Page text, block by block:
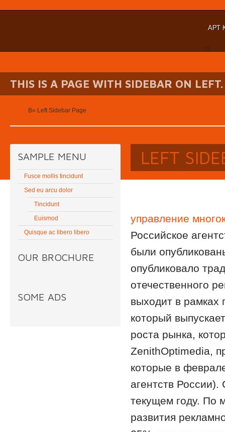
АРТ
nt
THIS IS A PAGE WITH SIDEBAR ON LEFT.
В» Left Sidebar Page
SAMPLE MENU
Fusce mollis tincidunt
Sed eu arcu dolor
Tincidunt
Euismod
Quisque ac libero libero
OUR BROCHURE
SOME ADS
LEFT
управление
Российское
были
опубликовало
отечественного
выходит в рамках
который
роста рынка,
ZenithOptimedia,
которые в
агентств России).
текущем году. По
развития